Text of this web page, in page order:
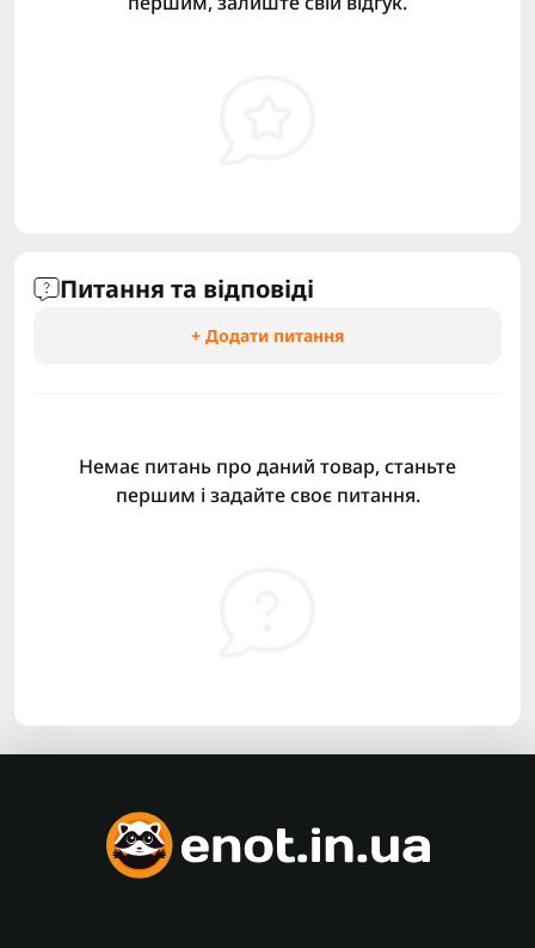
Питання та відповіді
+ Додати питання
Немає питань про даний товар, станьте
першим і задайте своє питання.